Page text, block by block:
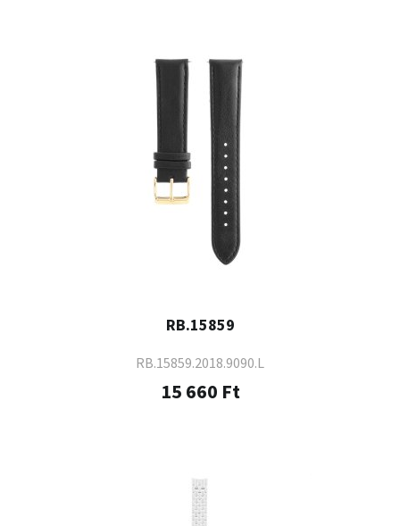
RB.15859
RB.15859.2018.9090.L
15 660 Ft